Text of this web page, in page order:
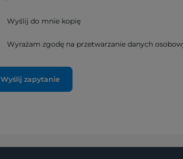
Wyślij do mnie kopię
Wyrażam zgodę na przetwarzanie danych
Wyślij zapytanie